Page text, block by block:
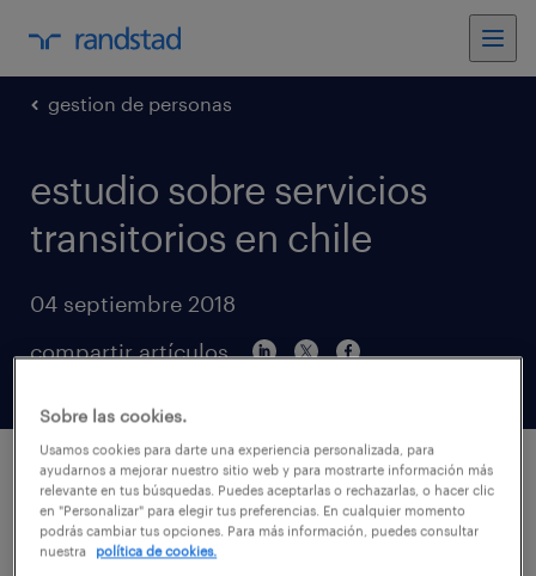
gestion de personas
estudio sobre servicios
transitorios en chile
04 septiembre 2018
compartir artículos
Sobre las cookies.
Usamos cookies para darte una experiencia personalizada, para
ayudarnos a mejorar nuestro sitio web y para mostrarte información más
relevante en tus búsquedas. Puedes aceptarlas o rechazarlas, o hacer clic
en "Personalizar" para elegir tus preferencias. En cualquier momento
podrás cambiar tus opciones. Para más información, puedes consultar
nuestra
política de cookies.